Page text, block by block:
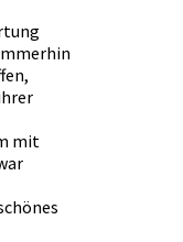
mit